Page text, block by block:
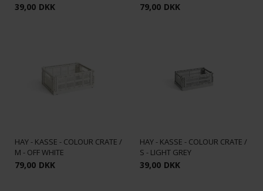
39,00 DKK 79,00 DKK
HAY - KASSE - COLOUR CRATE /
M - OFF WHITE
79,00 DKK
HAY - KASSE - COLOUR CRATE /
S - LIGHT GREY
39,00 DKK